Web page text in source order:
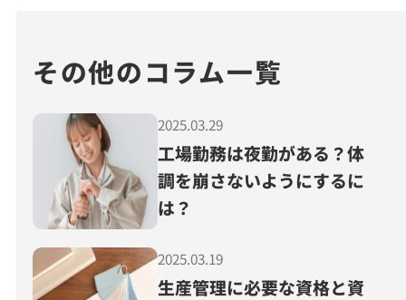
その他のコラム一覧
2025.03.29
工場勤務は夜勤がある？体
調を崩さないようにするに
は？
2025.03.19
生産管理に必要な資格と資